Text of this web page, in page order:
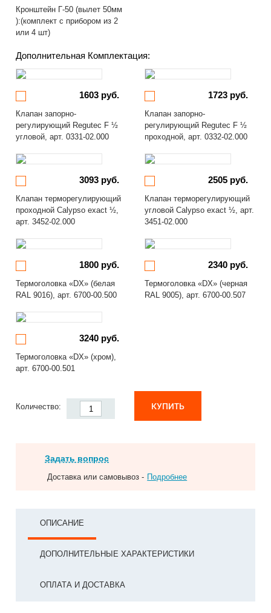
Кронштейн Г-50 (вылет 50мм
):(комплект с прибором из 2
или 4 шт)
Дополнительная Комплектация:
1603 руб.
Клапан запорно-
регулирующий Regutec F ½
угловой, арт. 0331-02.000
1723 руб.
Клапан запорно-
регулирующий Regutec F ½
проходной, арт. 0332-02.000
3093 руб.
Клапан терморегулирующий
проходной Calypso exact ½,
арт. 3452-02.000
2505 руб.
Клапан терморегулирующий
угловой Calypso exact ½, арт.
3451-02.000
1800 руб.
Термоголовка «DX» (белая
RAL 9016), арт. 6700-00.500
2340 руб.
Термоголовка «DX» (черная
RAL 9005), арт. 6700-00.507
3240 руб.
Термоголовка «DX» (хром),
арт. 6700-00.501
Количество: КУПИТЬ
Задать вопрос
Доставка или самовывоз - Подробнее
ОПИСАНИЕ
ДОПОЛНИТЕЛЬНЫЕ ХАРАКТЕРИСТИКИ
ОПЛАТА И ДОСТАВКА